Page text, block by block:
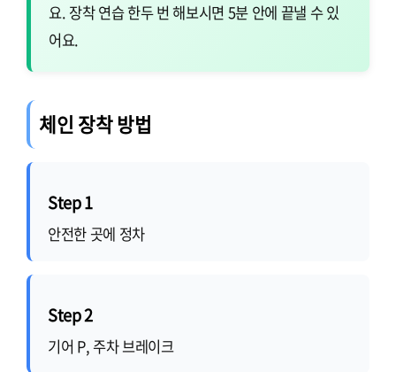
요. 장착 연습 한두 번 해보시면 5분 안에 끝낼 수 있
어요.
체인 장착 방법
Step 1
안전한 곳에 정차
Step 2
기어 P, 주차 브레이크